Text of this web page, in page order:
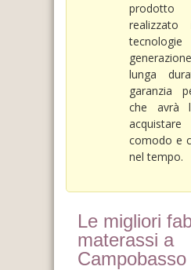
lunga
garanzia
che avrà
comodo e
nel tempo.
Le migliori
materassi a
Campobasso